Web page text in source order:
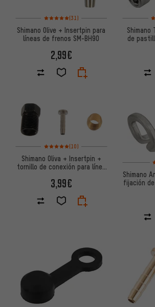
Valoración media: 5 de 5 basada en 31
(31)
Shimano Olive + Insertpin para
líneas de frenos SM-BH90
2,99€
Shimano
de
Valoración media: 5 de 5 basada en 10
(10)
Shimano Oliva + Insertpin +
tornillo de conexión para línea
3,99€
Shimano
fijación de